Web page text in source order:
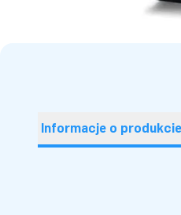
Informacje o produkcie